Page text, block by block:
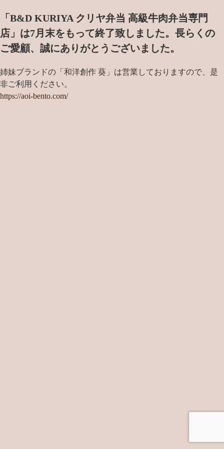
「B&D KURIYA クリヤ弁当 高級牛肉弁当専門
店」は7月末をもって終了致しました。 長らくの
ご愛顧、誠にありがとうございました。
姉妹ブランドの「和洋創作 葵」は営業しておりますので、是
非ご利用ください。
https://aoi-bento.com/